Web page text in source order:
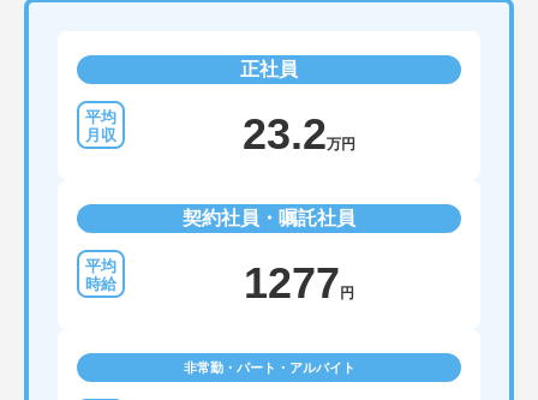
正社員
23.2万円
契約社員・嘱託社員
1277 円
非常勤・パート・アルバイト